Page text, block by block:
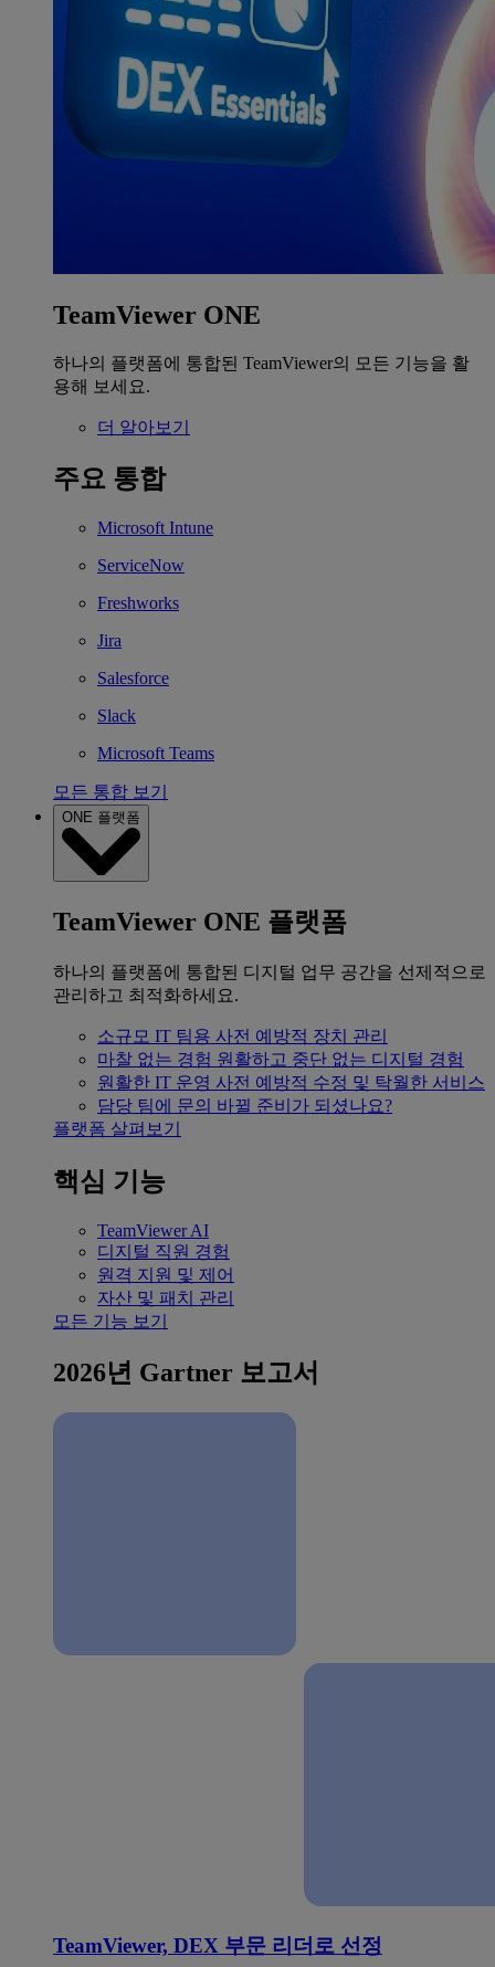
TeamViewer ONE
하나의 플랫폼에 통합된 TeamViewer의 모든 기능을 활
용해 보세요.
더 알아보기
주요 통합
Microsoft Intune
ServiceNow
Freshworks
Jira
Salesforce
Slack
Microsoft Teams
모든 통합 보기
ONE 플랫폼
TeamViewer ONE 플랫폼
하나의 플랫폼에 통합된 디지털 업무 공간을 선제적으로
관리하고 최적화하세요.
소규모 IT 팀용 사전 예방적 장치 관리
마찰 없는 경험 원활하고 중단 없는 디지털 경험
원활한 IT 운영 사전 예방적 수정 및 탁월한 서비스
담당 팀에 문의 바뀔 준비가 되셨나요?
플랫폼 살펴보기
핵심 기능
TeamViewer AI
디지털 직원 경험
원격 지원 및 제어
자산 및 패치 관리
모든 기능 보기
2026년 Gartner 보고서
TeamViewer, DEX 부문 리더로 선정